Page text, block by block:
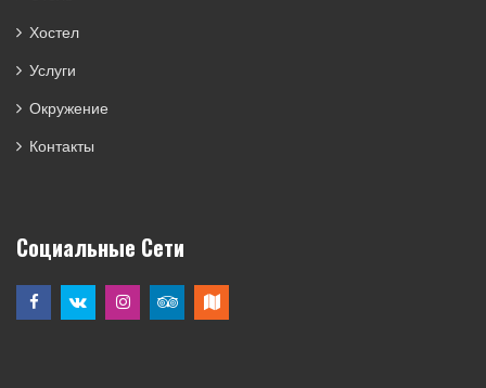
Хостел
Услуги
Окружение
Контакты
Социальные Сети